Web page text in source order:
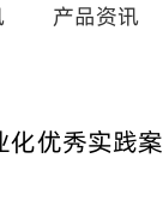
产品资讯
化优秀实践案